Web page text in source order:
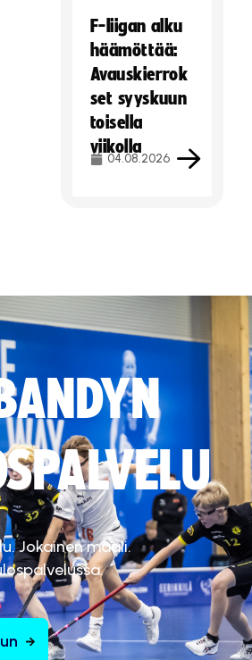
F-liigan alku
häämöttää:
Avauskierrok
set syyskuun
toisella
viikolla
04.08.2026
Jokainen maali.